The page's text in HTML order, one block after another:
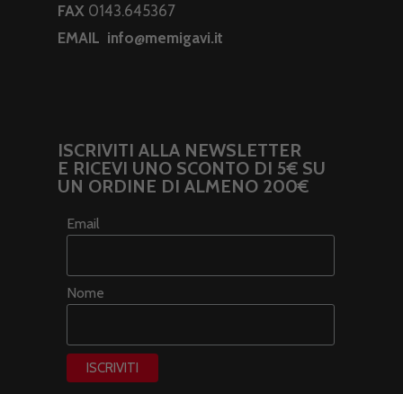
FAX 0143.645367
EMAIL info@memigavi.it
ISCRIVITI ALLA NEWSLETTER
E RICEVI UNO SCONTO DI 5€ SU
UN ORDINE DI ALMENO 200€
Email
Nome